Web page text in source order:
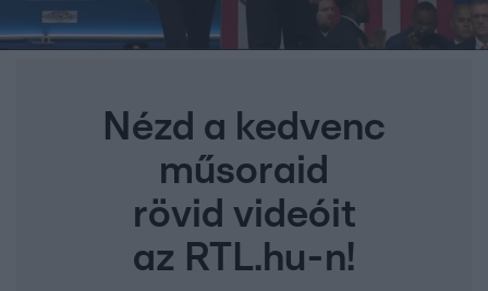
Nézd a kedvenc
műsoraid
rövid videóit
az RTL.hu-n!